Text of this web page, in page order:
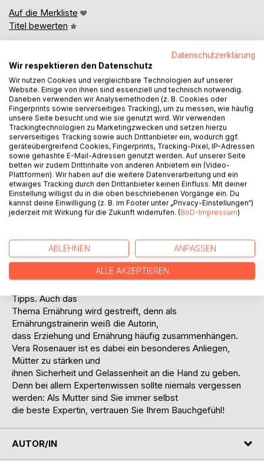
Auf die Merkliste
Titel bewerten
BESCHREIBUNG
In ihren Workshops erlebt die erfahrene Wiener
Erziehungsberaterin Vera Rosenauer immer wieder hautnah,
was Eltern wirklich berührt: Was bedeutet denn
überhaupt Erziehung? Wie kann man den Selbstwert eines
Kindes stärken?
Was, wenn Kinder nicht hören wollen oder in der
Und was tun, wenn
das zweite Kind kommt? All diese Fragen und noch viel
mehr beantwortet die
Tipps. Auch das
Thema Ernährung wird gestreift, denn als
Ernährungstrainerin weiß die Autorin,
dass Erziehung und Ernährung häufig zusammenhängen.
Vera Rosenauer ist es dabei ein besonderes Anliegen,
Mütter zu stärken und
ihnen Sicherheit und Gelassenheit an die Hand zu geben.
Denn bei allem Expertenwissen sollte niemals vergessen
werden: Als Mutter sind Sie immer selbst
die beste Expertin, vertrauen Sie Ihrem Bauchgefühl!
AUTOR/IN
Datenschutzerklärung
Wir respektieren den Datenschutz
Wir nutzen Cookies und vergleichbare Technologien auf unserer
Website. Einige von ihnen sind essenziell und technisch notwendig.
Daneben verwenden wir Analysemethoden (z. B. Cookies oder
Fingerprints sowie serverseitiges Tracking), um zu messen, wie häufig
unsere Seite besucht und wie sie genutzt wird. Wir verwenden
Trackingtechnologien zu Marketingzwecken und setzen hierzu
serverseitiges Tracking sowie auch Drittanbieter ein, wodurch ggf.
geräteübergreifend Cookies, Fingerprints, Tracking-Pixel, IP-Adressen
sowie gehashte E-Mail-Adressen genutzt werden. Auf unserer Seite
betten wir zudem Drittinhalte von anderen Anbietern ein (Video-
Plattformen). Wir haben auf die weitere Datenverarbeitung und ein
etwaiges Tracking durch den Drittanbieter keinen Einfluss. Mit deiner
Einstellung willigst du in die oben beschriebenen Vorgänge ein. Du
kannst deine Einwilligung (z. B. im Footer unter „Privacy-Einstellungen“)
jederzeit mit Wirkung für die Zukunft widerrufen. (BoD-Impressum)
ABLEHNEN ANPASSEN
ALLE AKZEPTIEREN